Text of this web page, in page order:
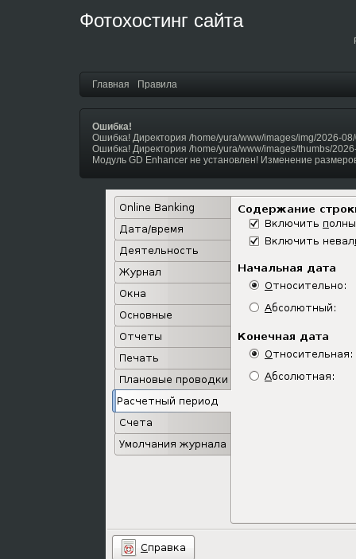
Фотохостинг сайта
Главная Правила
Ошибка!
Ошибка! Директория /home/yura/www/images/img/2026-
Ошибка! Директория /home/yura/www/images/thumbs/
Модуль GD Enhancer не установлен! Изменение